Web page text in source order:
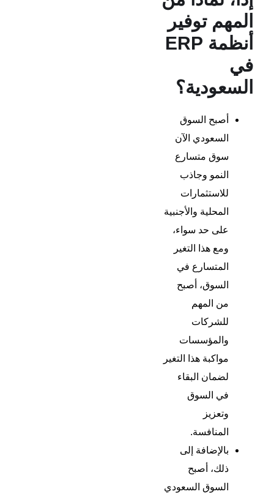
المهم توفير
أنظمة ERP
في
السعودية؟
أصبح السوق
السعودي الآن
سوق متسارع
النمو وجاذب
للاستثمارات
المحلية والأجنبية
على حد سواء،
ومع هذا التغير
المتسارع في
السوق، أصبح
من المهم
للشركات
والمؤسسات
مواكبة هذا التغير
لضمان البقاء
في السوق
وتعزيز
المنافسة.
بالإضافة إلى
ذلك، أصبح
السوق السعودي